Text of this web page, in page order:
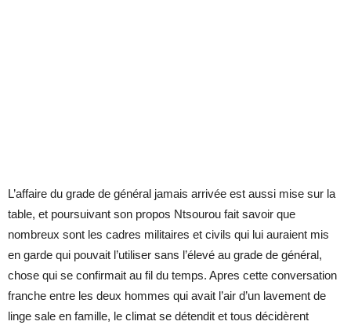
L’affaire du grade de général jamais arrivée est aussi mise sur la
table, et poursuivant son propos Ntsourou fait savoir que
nombreux sont les cadres militaires et civils qui lui auraient mis
en garde qui pouvait l’utiliser sans l’élevé au grade de général,
chose qui se confirmait au fil du temps. Apres cette conversation
franche entre les deux hommes qui avait l’air d’un lavement de
linge sale en famille, le climat se détendit et tous décidèrent